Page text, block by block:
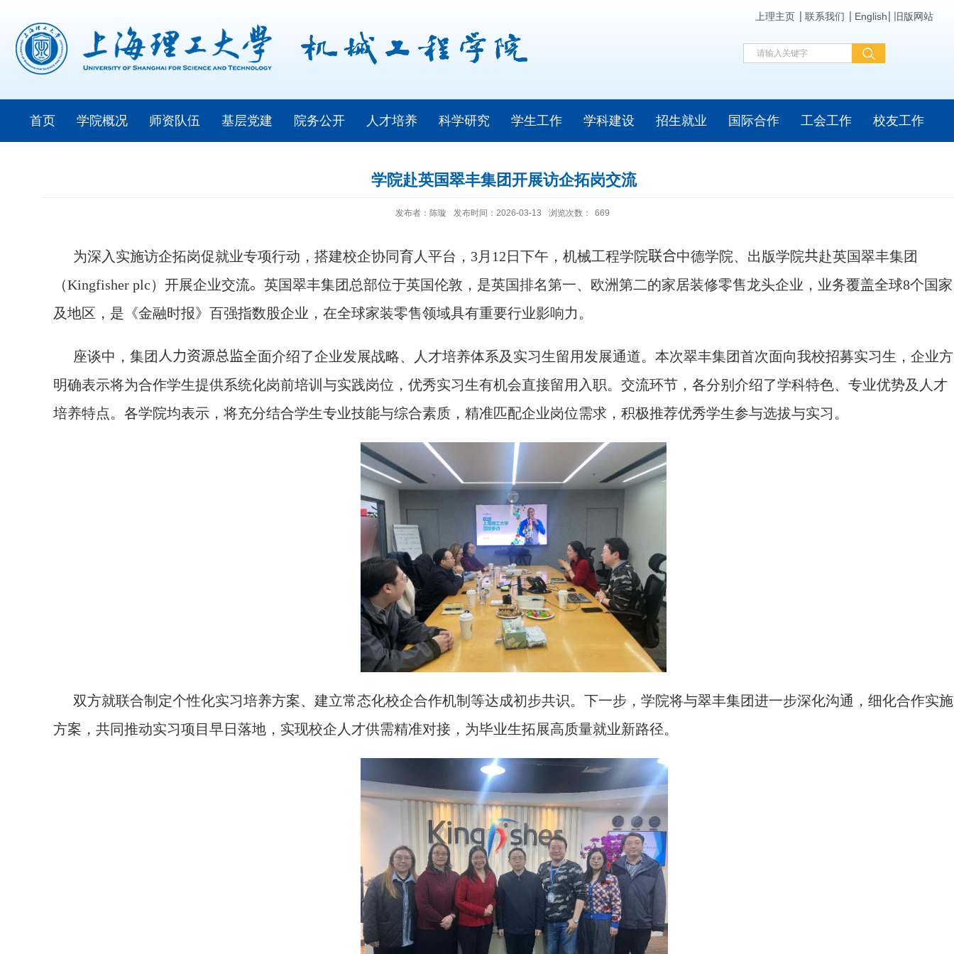
上理主页 联系我们 English 旧版网站
首页 学院概况 师资队伍 基层党建 院务公开 人才培养 科学研究 学生工作 学科建设 招生就业 国际合作 工会工作 校友工作
学院赴英国翠丰集团开展访企拓岗交流
发布者：陈璇 发布时间：2026-03-13 浏览次数： 669
为深入实施访企拓岗促就业专项行动，搭建校企协同育人平台， 3月 12 日下午，机械工程学院联合中德学院、出版学院共赴英国翠丰集团
（Kingfisher plc）开展企业交流。 英国翠丰集团总部位于英国伦敦，是英国排名第一、欧洲第二的家居装修零售龙头企业，业务覆盖全球8个国家
及地区，是《金融时报》百强指数股企业，在全球家装零售领域具有重要行业影响力。
座谈中，集团 人力资源总监全面介绍了企业发展战略、人才培养体系及实习生留用发展通道。本次翠丰集团首次面向我校招募实习生，企业方
明确表示将为合作学生提供系统化岗前培训与实践岗位，优秀实习生有机会直接留用入职。交流环节，各分别介绍了学科特色、专业优势及人才
培养特点。各学院均表示，将充分结合学生专业技能与综合素质，精准匹配企业岗位需求，积极推荐优秀学生参与选拔与实习。
双方就联合制定个性化实习培养方案、建立常态化校企合作机制等达成初步共识。下一步，学院将与翠丰集团进一步深化沟通，细化合作实施
方案，共同推动实习项目早日落地，实现校企人才供需精准对接，为毕业生拓展高质量就业新路径。